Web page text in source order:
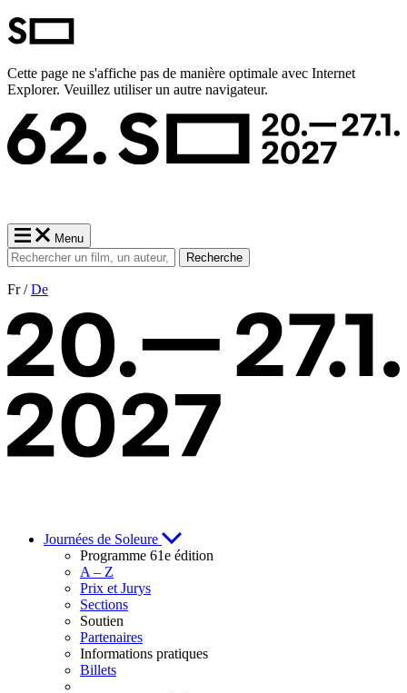
Cette page ne s'affiche pas de manière optimale avec Internet
Explorer. Veuillez utiliser un autre navigateur.
Menu
Recherche
Fr /De
Journées de Soleure
Programme 61e édition
A – Z
Prix et Jurys
Sections
Soutien
Partenaires
Informations pratiques
Billets